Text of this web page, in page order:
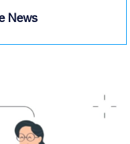
News